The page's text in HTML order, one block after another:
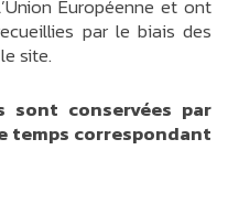
Européenne et ont
par le biais des
site.
sont conservées par
temps correspondant